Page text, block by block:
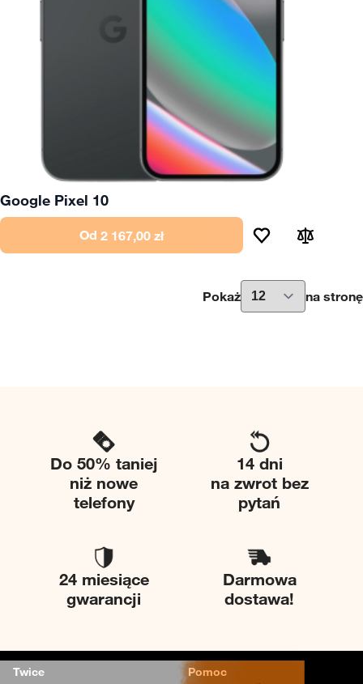
Google Pixel 10
Od 2 167,00 zł
Pokaż na stronę
Do 50% taniej
niż nowe
telefony
14 dni
na zwrot bez
pytań
24 miesiące
gwarancji
Darmowa
dostawa!
Twice Pomoc